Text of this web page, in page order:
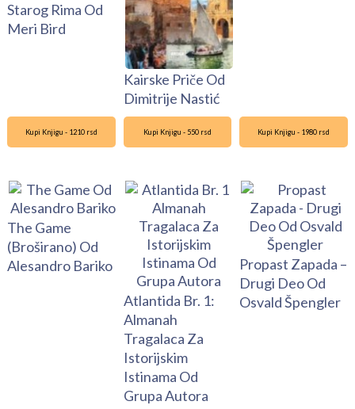
Starog Rima Od
Meri Bird
Kairske Priče Od
Dimitrije Nastić
Kupi Knjigu - 1210 rsd
The Game
(Broširano) Od
Alesandro Bariko
Kupi Knjigu - 550 rsd
Atlantida Br. 1:
Almanah
Tragalaca Za
Istorijskim
Istinama Od
Grupa Autora
Kupi Knjigu - 1980 rsd
Propast Zapada –
Drugi Deo Od
Osvald Špengler